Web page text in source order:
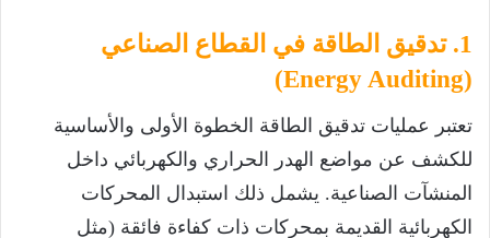
1. تدقيق الطاقة في القطاع الصناعي
(Energy Auditing)
تعتبر عمليات تدقيق الطاقة الخطوة الأولى والأساسية
للكشف عن مواضع الهدر الحراري والكهربائي داخل
المنشآت الصناعية. يشمل ذلك استبدال المحركات
الكهربائية القديمة بمحركات ذات كفاءة فائقة (مثل